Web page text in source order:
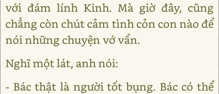
với đám lính Kinh. Mà giờ đây, cũng
chẳng còn chút cảm tình cỏn con nào để
nói những chuyện vớ vẩn.
Nghĩ một lát, anh nói:
- Bác thật là người tốt bụng. Bác có thể